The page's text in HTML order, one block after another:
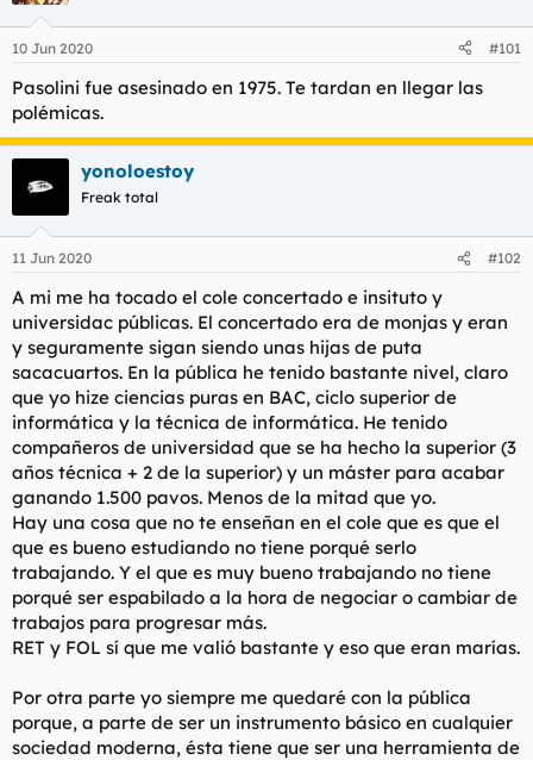
a
d
o
d
e
l
t
e
a
e
i
i
10 Jun 2020 #101
Pasolini fue asesinado en 1975. Te tardan en llegar las
polémicas.
yonoloestoy
Freak total
11 Jun 2020 #102
A mi me ha tocado el cole concertado e insituto y
universidac públicas. El concertado era de monjas y eran
y seguramente sigan siendo unas hijas de puta
sacacuartos. En la pública he tenido bastante nivel, claro
que yo hize ciencias puras en BAC, ciclo superior de
informática y la técnica de informática. He tenido
compañeros de universidad que se ha hecho la superior (3
años técnica + 2 de la superior) y un máster para acabar
ganando 1.500 pavos. Menos de la mitad que yo.
Hay una cosa que no te enseñan en el cole que es que el
que es bueno estudiando no tiene porqué serlo
trabajando. Y el que es muy bueno trabajando no tiene
porqué ser espabilado a la hora de negociar o cambiar de
trabajos para progresar más.
RET y FOL sí que me valió bastante y eso que eran marías.
Por otra parte yo siempre me quedaré con la pública
porque, a parte de ser un instrumento básico en cualquier
sociedad moderna, ésta tiene que ser una herramienta de